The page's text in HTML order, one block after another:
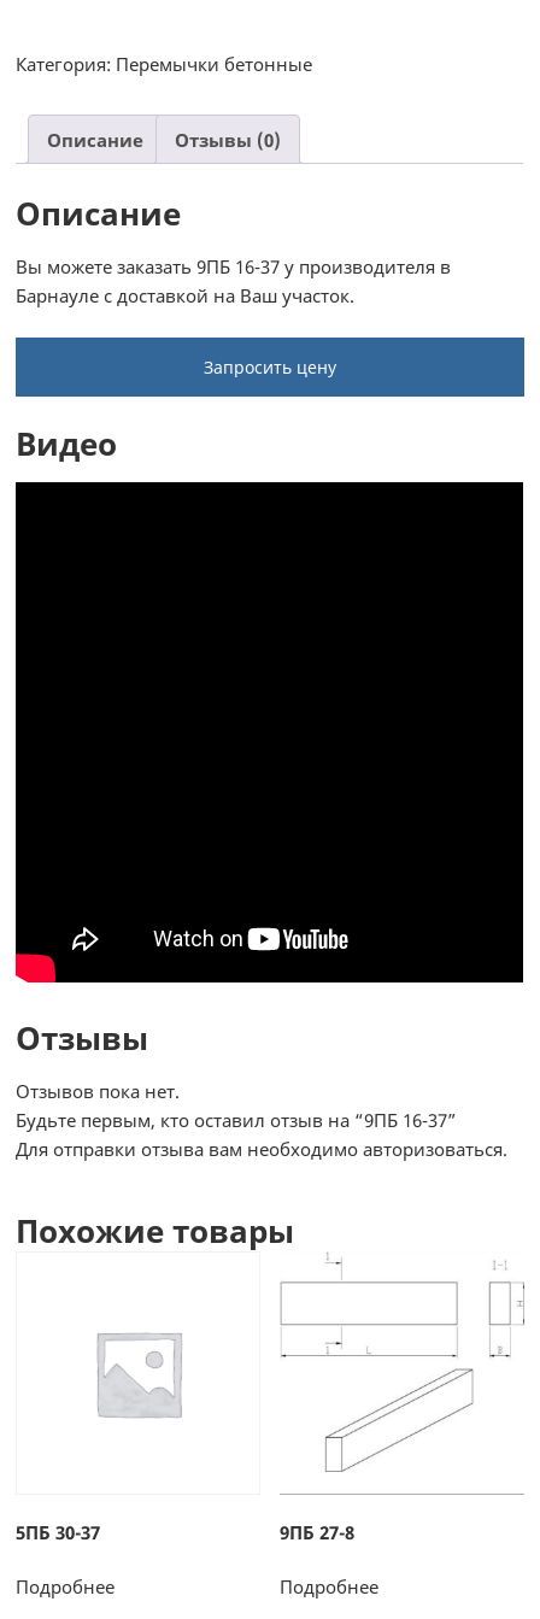
Категория: Перемычки бетонные
Описание Отзывы (0)
Описание
Вы можете заказать 9ПБ 16-37 у производителя в
Барнауле с доставкой на Ваш участок.
Запросить цену
Видео
Отзывы
Отзывов пока нет.
Будьте первым, кто оставил отзыв на “9ПБ 16-37”
Для отправки отзыва вам необходимоавторизоваться.
Похожие товары
5ПБ 30-37
Подробнее
9ПБ 27-8
Подробнее